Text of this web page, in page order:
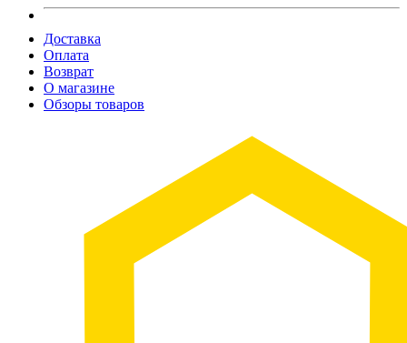
Доставка
Оплата
Возврат
О магазине
Обзоры товаров